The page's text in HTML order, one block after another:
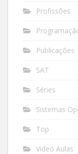
Profissões
Publicações
SAT
Séries
Sistemas
Top
Video Aulas